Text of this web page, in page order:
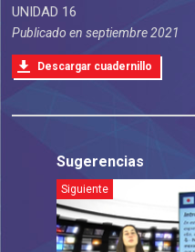
UNIDAD 16
Publicado enseptiembre 2021
Descargar cuadernillo
Sugerencias
Siguiente